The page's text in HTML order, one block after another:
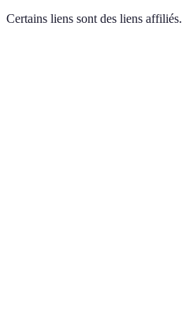
Certains liens sont des liens affiliés.